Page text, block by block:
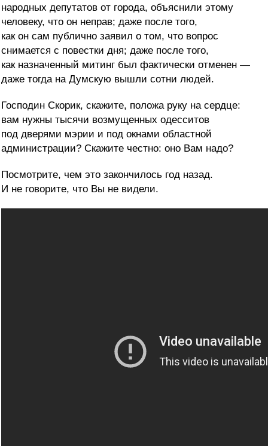
народных депутатов от города, объяснили этому
человеку, что он неправ; даже после того,
как он сам публично заявил о том, что вопрос
снимается с повестки дня; даже после того,
как назначенный митинг был фактически отменен —
даже тогда на Думскую вышли сотни людей.
Господин Скорик, скажите, положа руку на сердце:
вам нужны тысячи возмущенных одесситов
под дверями мэрии и под окнами областной
администрации? Скажите честно: оно Вам надо?
Посмотрите, чем это закончилось год назад.
И не говорите, что Вы не видели.